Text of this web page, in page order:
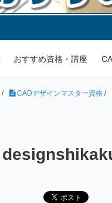
おすすめ資格・講座
/ CADデザインマスター資格 /